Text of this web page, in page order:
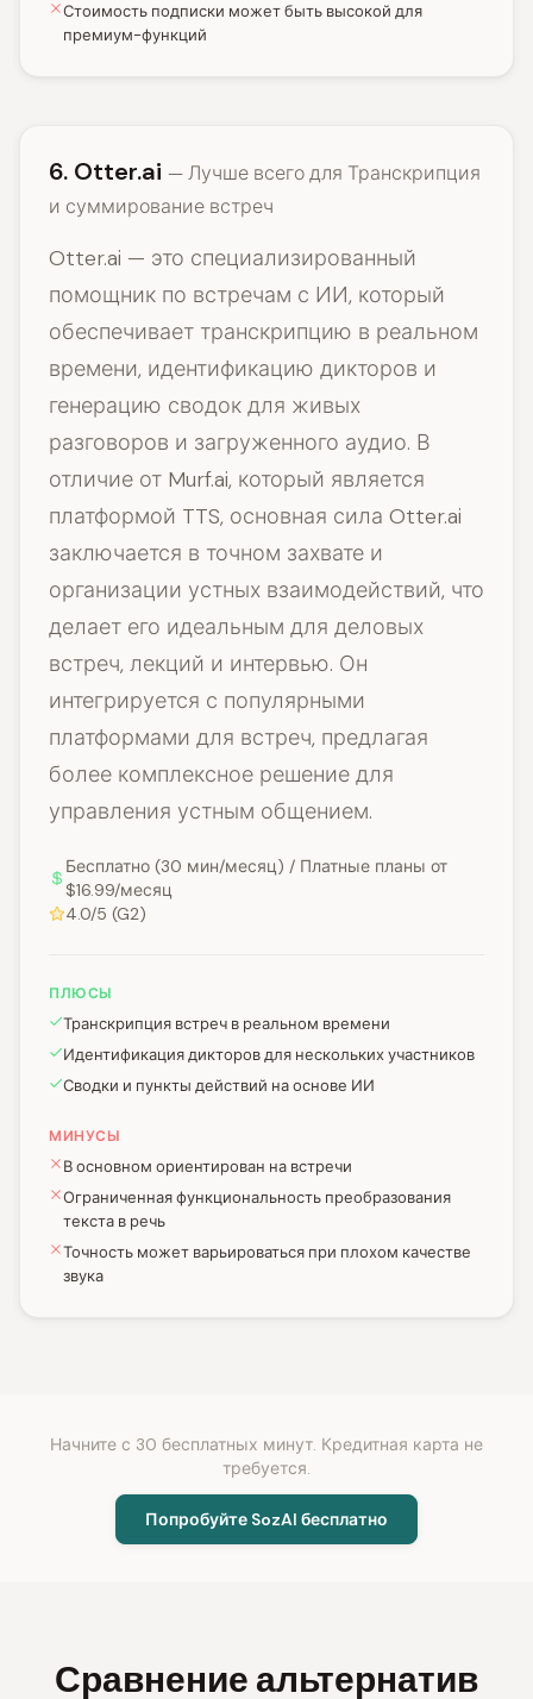
Стоимость подписки может быть высокой для
премиум-функций
6. Otter.ai — Лучше всего для Транскрипция
и суммирование встреч
Otter.ai — это специализированный
помощник по встречам с ИИ, который
обеспечивает транскрипцию в реальном
времени, идентификацию дикторов и
генерацию сводок для живых
разговоров и загруженного аудио. В
отличие от Murf.ai, который является
платформой TTS, основная сила Otter.ai
заключается в точном захвате и
организации устных взаимодействий, что
делает его идеальным для деловых
встреч, лекций и интервью. Он
интегрируется с популярными
платформами для встреч, предлагая
более комплексное решение для
управления устным общением.
Бесплатно (30 мин/месяц) / Платные планы от
$16.99/месяц
4.0/5 (G2)
ПЛЮСЫ
Транскрипция встреч в реальном времени
Идентификация дикторов для нескольких участников
Сводки и пункты действий на основе ИИ
МИНУСЫ
В основном ориентирован на встречи
Ограниченная функциональность преобразования
текста в речь
Точность может варьироваться при плохом качестве
звука
Начните с 30 бесплатных минут. Кредитная карта не
требуется.
Попробуйте SozAI бесплатно
Сравнение альтернатив